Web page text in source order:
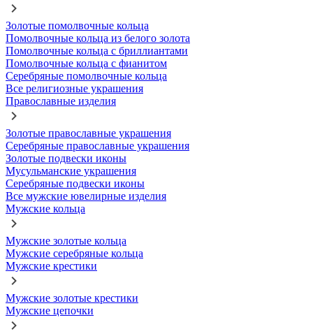
Золотые помолвочные кольца
Помолвочные кольца из белого золота
Помолвочные кольца с бриллиантами
Помолвочные кольца с фианитом
Серебряные помолвочные кольца
Все религиозные украшения
Православные изделия
Золотые православные украшения
Серебряные православные украшения
Золотые подвески иконы
Мусульманские украшения
Серебряные подвески иконы
Все мужские ювелирные изделия
Мужские кольца
Мужские золотые кольца
Мужские серебряные кольца
Мужские крестики
Мужские золотые крестики
Мужские цепочки